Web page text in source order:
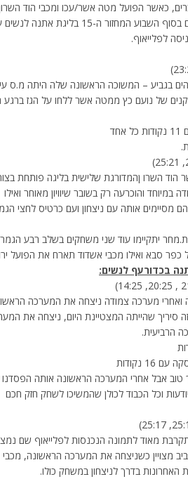
כאשר הפועל מטה אשר/עכו ומכבי הוד
את משחקיהן בקבע גמר הגביע בשלוש מערכות. במקביל, התקיים בסוף השבוע המחזור ה-15 בליגת
לפלייאוף.
בגביע – המשוכה הראשונה שלה היתה מ.ס
של נועם כץ ממטה אשר ללחו על הגז ברגע
השרו ןהמדורגת שלישית בליגה פותחת
והוכרעה רק בשובר שיוויון מאוחר ואילו
מסיימים אותה עם ניצחון ועם כרטיס לחצי
פביצ’ביץ’ עם 20 נקודות וביגלוביץ עם 13 נקודות.מחר יתקיימו עוד שני משחקים בשלב רבע
סבא ואילו מכבי אשדוד תארח את הפועל
בצורה טובה ואחרי מערכה צמודה ניצחה את המערכה
שהייתה המצטיינת היום, ניצחה את
הרביעית.
אבל אחרי המערכה הראשונה אותה הפסדנו
וכל הכבוד לכולן שהמשיכו לשחק חזק חכם
מאוד לתמונה הנכנסות לפלייאוף שם
מצויין כשניצחה את המערכה הראשונה, מכבי
בדרך לניצחון במשחק כולו.